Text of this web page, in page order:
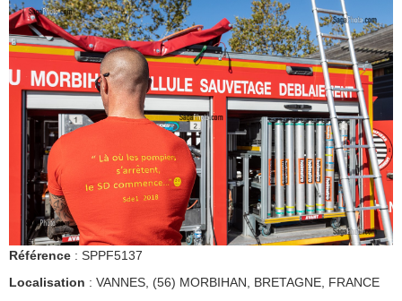
Référence : SPPF5137
Localisation : VANNES, (56) MORBIHAN, BRETAGNE, FRANCE